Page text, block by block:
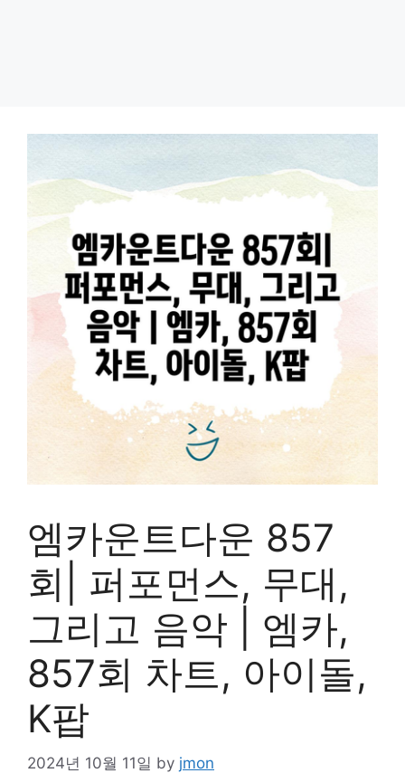
엠카운트다운 857
회| 퍼포먼스, 무대,
그리고 음악 | 엠카,
857회 차트, 아이돌,
K팝
2024년 10월 11일 by jmon